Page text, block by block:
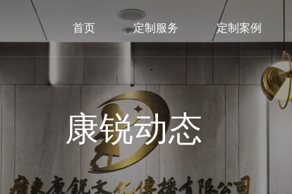
首页 定制服务 定制案例
康锐动态